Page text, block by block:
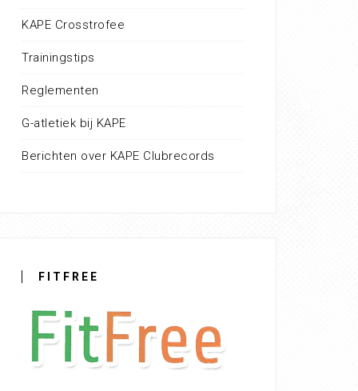
KAPE Crosstrofee
Trainingstips
Reglementen
G-atletiek bij KAPE
Berichten over KAPE Clubrecords
FITFREE